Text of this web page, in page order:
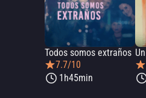
Todos somos extraños
7.7/10
1h45min